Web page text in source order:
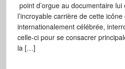
point d’orgue au documentaire
l’incroyable carrière de cette
internationalement célébrée,
celle-ci pour se consacrer
la […]